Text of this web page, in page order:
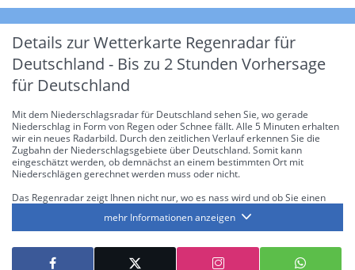
Details zur Wetterkarte Regenradar für
Deutschland - Bis zu 2 Stunden Vorhersage
für Deutschland
Mit dem Niederschlagsradar für Deutschland sehen Sie, wo gerade
Niederschlag in Form von Regen oder Schnee fällt. Alle 5 Minuten erhalten
wir ein neues Radarbild. Durch den zeitlichen Verlauf erkennen Sie die
Zugbahn der Niederschlagsgebiete über Deutschland. Somit kann
eingeschätzt werden, ob demnächst an einem bestimmten Ort mit
Niederschlägen gerechnet werden muss oder nicht.
Das Regenradar zeigt Ihnen nicht nur, wo es nass wird und ob Sie einen
die Niederschlagsintensität. Diese bezieht sich laut offiziellen Richtlinien
jeweils auf die Niederschlagsmenge in l/m² pro Stunde Regen- bzw.
Schneefall. Die 6 Stufen sind wie folgt gegliedert: Die hellen Blautöne
symbolisieren leichte bis mäßige Regen- bzw. Schneefälle mit einer
mehr Informationen anzeigen